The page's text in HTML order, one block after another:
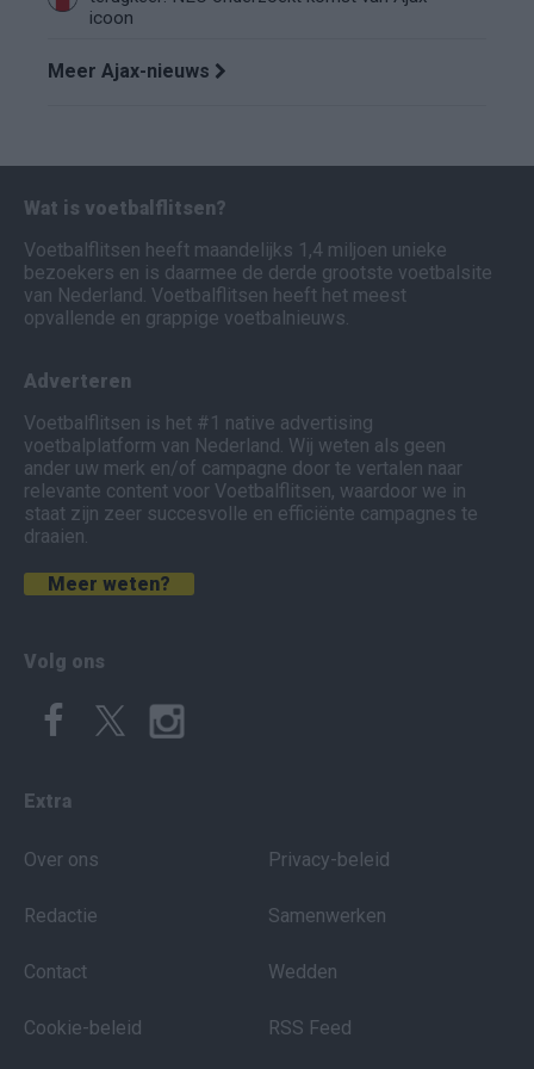
icoon
Meer Ajax-nieuws
Wat is voetbalflitsen?
Voetbalflitsen heeft maandelijks 1,4 miljoen unieke
bezoekers en is daarmee de derde grootste voetbalsite
van Nederland. Voetbalflitsen heeft het meest
opvallende en grappige voetbalnieuws.
Adverteren
Voetbalflitsen is het #1 native advertising
voetbalplatform van Nederland. Wij weten als geen
ander uw merk en/of campagne door te vertalen naar
relevante content voor Voetbalflitsen, waardoor we in
staat zijn zeer succesvolle en efficiënte campagnes te
draaien.
Meer weten?
Volg ons
Extra
Over ons
Redactie
Contact
Cookie-beleid
Privacy-beleid
Samenwerken
Wedden
RSS Feed